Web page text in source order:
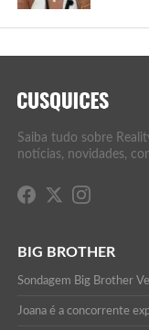
Saiba tudo sobre
notícias, novidades,
BIG BROTHER
Sondagem Big Brother
Joana é a concorrente